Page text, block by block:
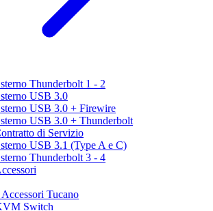
Thunderbolt 1 - 2
USB 3.0
USB 3.0 + Firewire
USB 3.0 + Thunderbolt
di Servizio
USB 3.1 (Type A e C)
Thunderbolt 3 - 4
Tucano
Switch